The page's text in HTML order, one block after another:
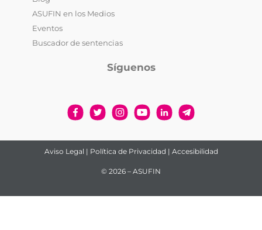
ASUFIN en los Medios
Eventos
Buscador de sentencias
Síguenos
Aviso Legal | Política de Privacidad | Accesibilidad
© 2026 – ASUFIN